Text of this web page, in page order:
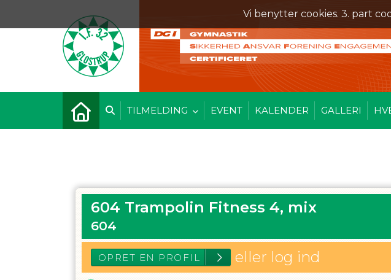
Vi benytter cookies. 3. part
TILMELDING EVENT KALENDER GALLERI
604 Trampolin Fitness 4, mix
604
eller log ind